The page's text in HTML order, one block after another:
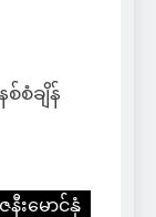
စံချိန်
ဇနီးမောင်နှံ